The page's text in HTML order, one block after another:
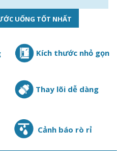
Kích thước nhỏ gọn
Thay lõi dễ dàng
Cảnh báo rò rỉ
UỐNG TỐT NHẤT